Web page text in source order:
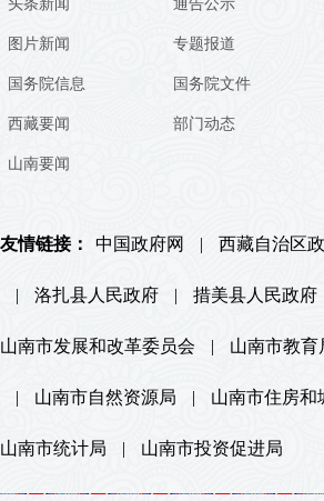
头条新闻
图片新闻
国务院信息
西藏要闻
山南要闻
通告公示
专题报道
国务院文件
部门动态
友情链接： 中国政府网 | 西藏自治区
| 洛扎县人民政府 | 措美县人民政府
山南市发展和改革委员会 | 山南市教育
| 山南市自然资源局 | 山南市住房和
山南市统计局 | 山南市投资促进局